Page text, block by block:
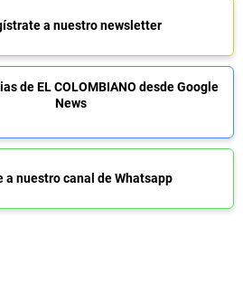
a nuestro newsletter
de EL COLOMBIANO desde Google
News
a nuestro canal de Whatsapp